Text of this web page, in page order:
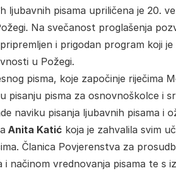
ljubavnih pisama upriličena je 20.
Na svečanost proglašenja
i prigodan program koji
u Požegi.
pisma, koje započinje riječima
pisanju pisma za osnovnoškolce i
naviku pisanja ljubavnih pisama
Anita Katić koja je zahvalila svim
Članica Povjerenstva za
i načinom vrednovanja pisama te s